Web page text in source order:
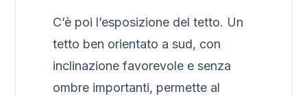
C’è poi l’esposizione del tetto. Un
tetto ben orientato a sud, con
inclinazione favorevole e senza
ombre importanti, permette al